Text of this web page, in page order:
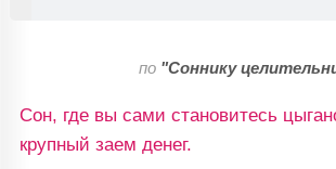
по "Соннику
Сон, где вы сами становитесь
крупный заем денег.